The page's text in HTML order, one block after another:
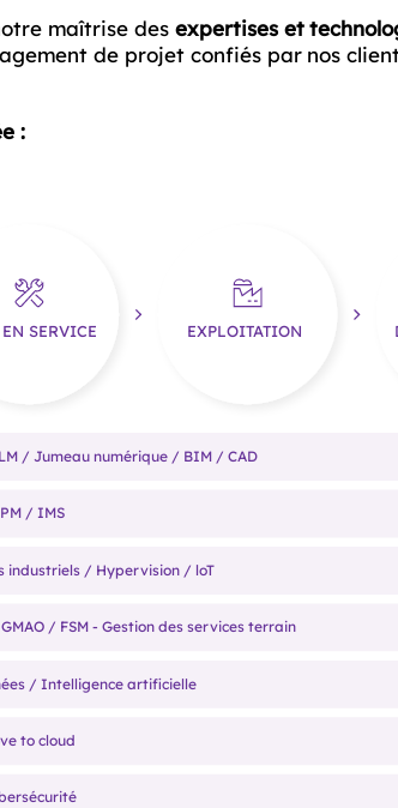
maîtrise des expertises et
de projet confiés par nos
:
/ Jumeau numérique / BIM / CAD
/ IMS
industriels / Hypervision / loT
/ FSM - Gestion des services terrain
/ Intelligence artificielle
to cloud
SERVICE EXPLOITATION